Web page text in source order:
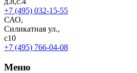
+7 (495) 032-15-55
САО,
Силикатная ул.,
с10
+7 (495) 766-04-08
Меню